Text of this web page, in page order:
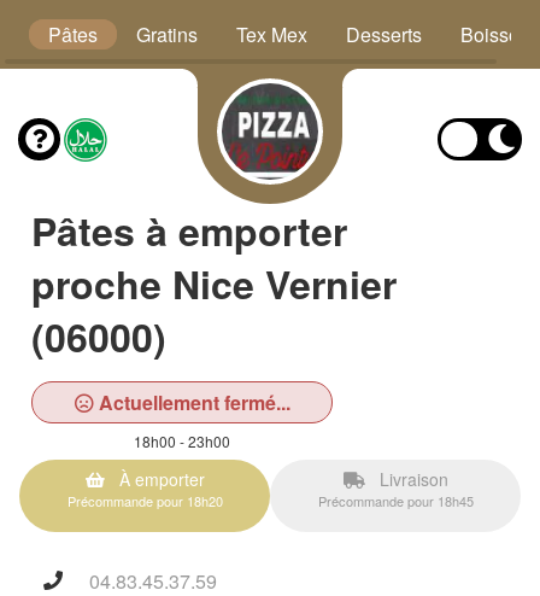
Pâtes Gratins Tex Mex Desserts Boissons
Pâtes à emporter
proche Nice Vernier
(06000)
Actuellement fermé...
18h00 - 23h00
À emporter
Précommande pour 18h20
Livraison
Précommande pour 18h45
04.83.45.37.59